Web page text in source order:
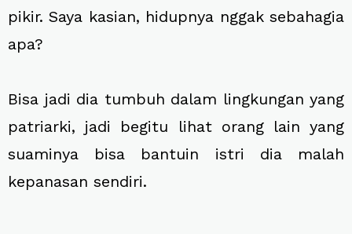
pikir. Saya kasian, hidupnya nggak sebahagia
apa?
Bisa jadi dia tumbuh dalam lingkungan yang
patriarki, jadi begitu lihat orang lain yang
suaminya bisa bantuin istri dia malah
kepanasan sendiri.